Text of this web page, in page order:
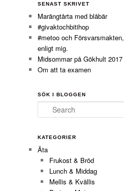
SENAST SKRIVET
Marängtårta med blåbär
#givaktochbitihop
#metoo och Försvarsmakten,
enligt mig.
Midsommar på Gökhult 2017
Om att ta examen
SÖK I BLOGGEN
Search
KATEGORIER
Äta
Frukost & Bröd
Lunch & Middag
Mellis & Kvällis